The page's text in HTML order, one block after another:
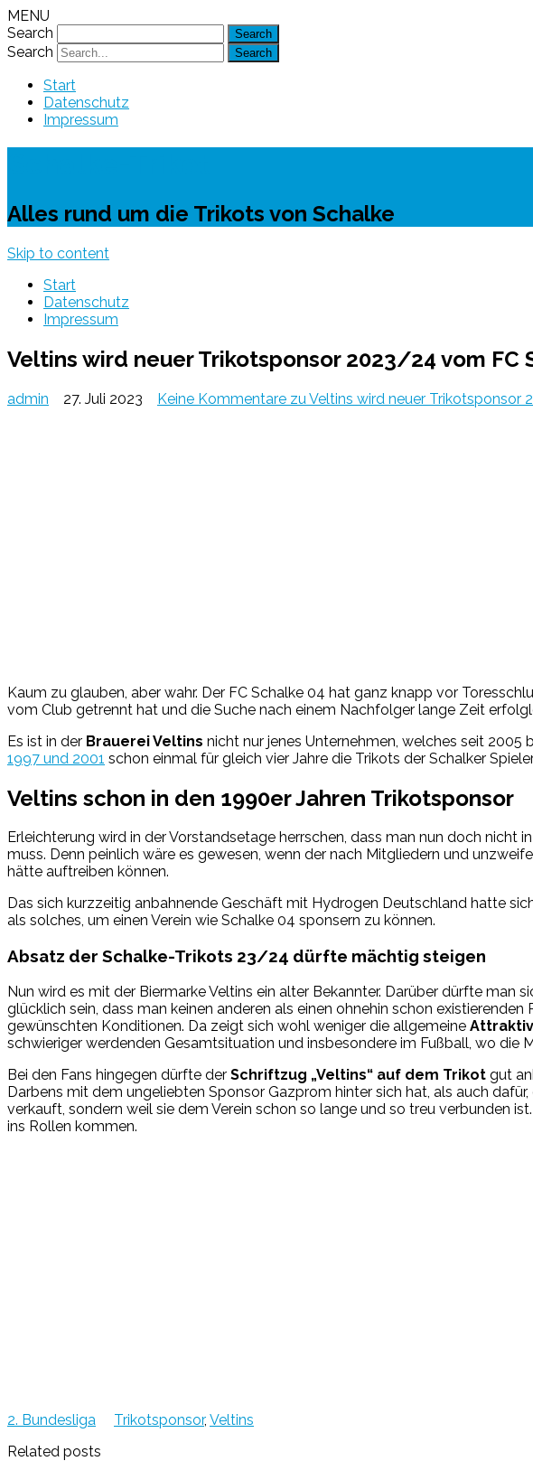
MENU
Search
Search
Start
Datenschutz
Impressum
Alles rund um die Trikots von Schalke
Skip to content
Start
Datenschutz
Impressum
Veltins wird neuer Trikotsponsor 2023/24 vom FC
admin 27. Juli 2023 Keine Kommentare zu Veltins wird neuer Trikotsponsor
Kaum zu glauben, aber wahr. Der FC Schalke 04 hat ganz knapp vor
vom Club getrennt hat und die Suche nach einem Nachfolger lange Zeit
Es ist in der Brauerei Veltins nicht nur jenes Unternehmen, welches seit 2005
1997 und 2001 schon einmal für gleich vier Jahre die Trikots der Schalker
Veltins schon in den 1990er Jahren Trikotsponsor
Erleichterung wird in der Vorstandsetage herrschen, dass man nun doch
muss. Denn peinlich wäre es gewesen, wenn der nach Mitgliedern und
hätte auftreiben können.
Das sich kurzzeitig anbahnende Geschäft mit Hydrogen Deutschland hatte
als solches, um einen Verein wie Schalke 04 sponsern zu können.
Absatz der Schalke-Trikots 23/24 dürfte mächtig steigen
Nun wird es mit der Biermarke Veltins ein alter Bekannter. Darüber dürfte
glücklich sein, dass man keinen anderen als einen ohnehin schon
gewünschten Konditionen. Da zeigt sich wohl weniger die allgemeine
schwieriger werdenden Gesamtsituation und insbesondere im Fußball, wo die
Bei den Fans hingegen dürfte der Schriftzug „Veltins“ auf dem Trikot gut
Darbens mit dem ungeliebten Sponsor Gazprom hinter sich hat, als auch
verkauft, sondern weil sie dem Verein schon so lange und so treu verbunden
ins Rollen kommen.
2. Bundesliga Trikotsponsor, Veltins
Related posts